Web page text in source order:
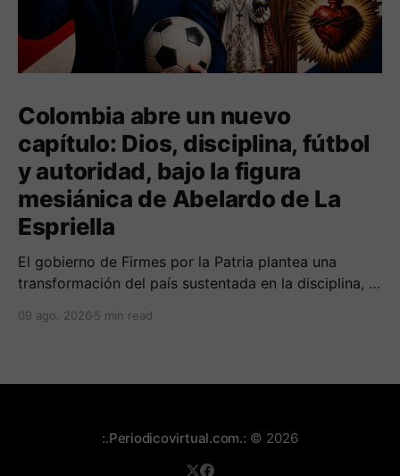
Colombia abre un nuevo
capítulo: Dios, disciplina, fútbol
y autoridad, bajo la figura
mesiánica de Abelardo de La
Espriella
El gobierno de Firmes por la Patria plantea una
transformación del país sustentada en la disciplina, el
una mayor presencia de los uniformados en el
09 ago. 2026 5 min read
:.Periodicovirtual.com.: © 2026